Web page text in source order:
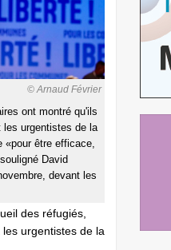
© Arnaud Février
ont montré qu'ils
les urgentistes de la
«pour être efficace,
David
devant les
des réfugiés,
urgentistes de la